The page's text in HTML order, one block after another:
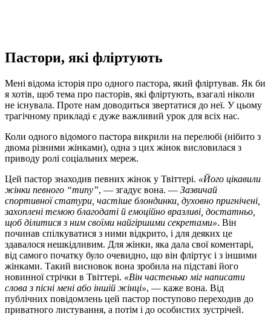
Пастори, які фліртують
Мені відома історія про одного пастора, який фліртував. Як би
я хотів, щоб тема про пасторів, які фліртують, взагалі ніколи
не існувала. Проте нам доводиться звертатися до неї. У цьому
трагічному прикладі є дуже важливий урок для всіх нас.
Коли одного відомого пастора викрили на перелюбі (нібито з
двома різними жінками), одна з цих жінок висловилася з
приводу ролі соціальних мереж.
Цей пастор знаходив певних жінок у Твіттері. «Його цікавили
жінки певного “типу”, — згадує вона. — Зазвичай
спортивної статури, частіше блондинки, духовно пригнічені,
захоплені темою благодаті й емоційно вразливі, достатньо,
щоб ділитися з ним своїми найгіршими секретами». Він
починав спілкуватися з ними відкрито, і для деяких це
здавалося нешкідливим. Для жінки, яка дала свої коментарі,
від самого початку було очевидно, що він фліртує і з іншими
жінками. Такий висновок вона зробила на підставі його
новинної стрічки в Твіттері. «Він частенько міг написати
слова з пісні мені або іншій жінці», — каже вона. Від
публічних повідомлень цей пастор поступово переходив до
приватного листування, а потім і до особистих зустрічей.